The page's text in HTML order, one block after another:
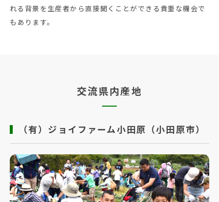
れる背景を生産者から直接聞くことができる貴重な機会で
もあります。
交流県内産地
（有）ジョイファーム小田原（小田原市）